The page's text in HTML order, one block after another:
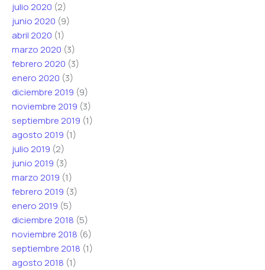
julio 2020 (2)
junio 2020 (9)
abril 2020 (1)
marzo 2020 (3)
febrero 2020 (3)
enero 2020 (3)
diciembre 2019 (9)
noviembre 2019 (3)
septiembre 2019 (1)
agosto 2019 (1)
julio 2019 (2)
junio 2019 (3)
marzo 2019 (1)
febrero 2019 (3)
enero 2019 (5)
diciembre 2018 (5)
noviembre 2018 (6)
septiembre 2018 (1)
agosto 2018 (1)